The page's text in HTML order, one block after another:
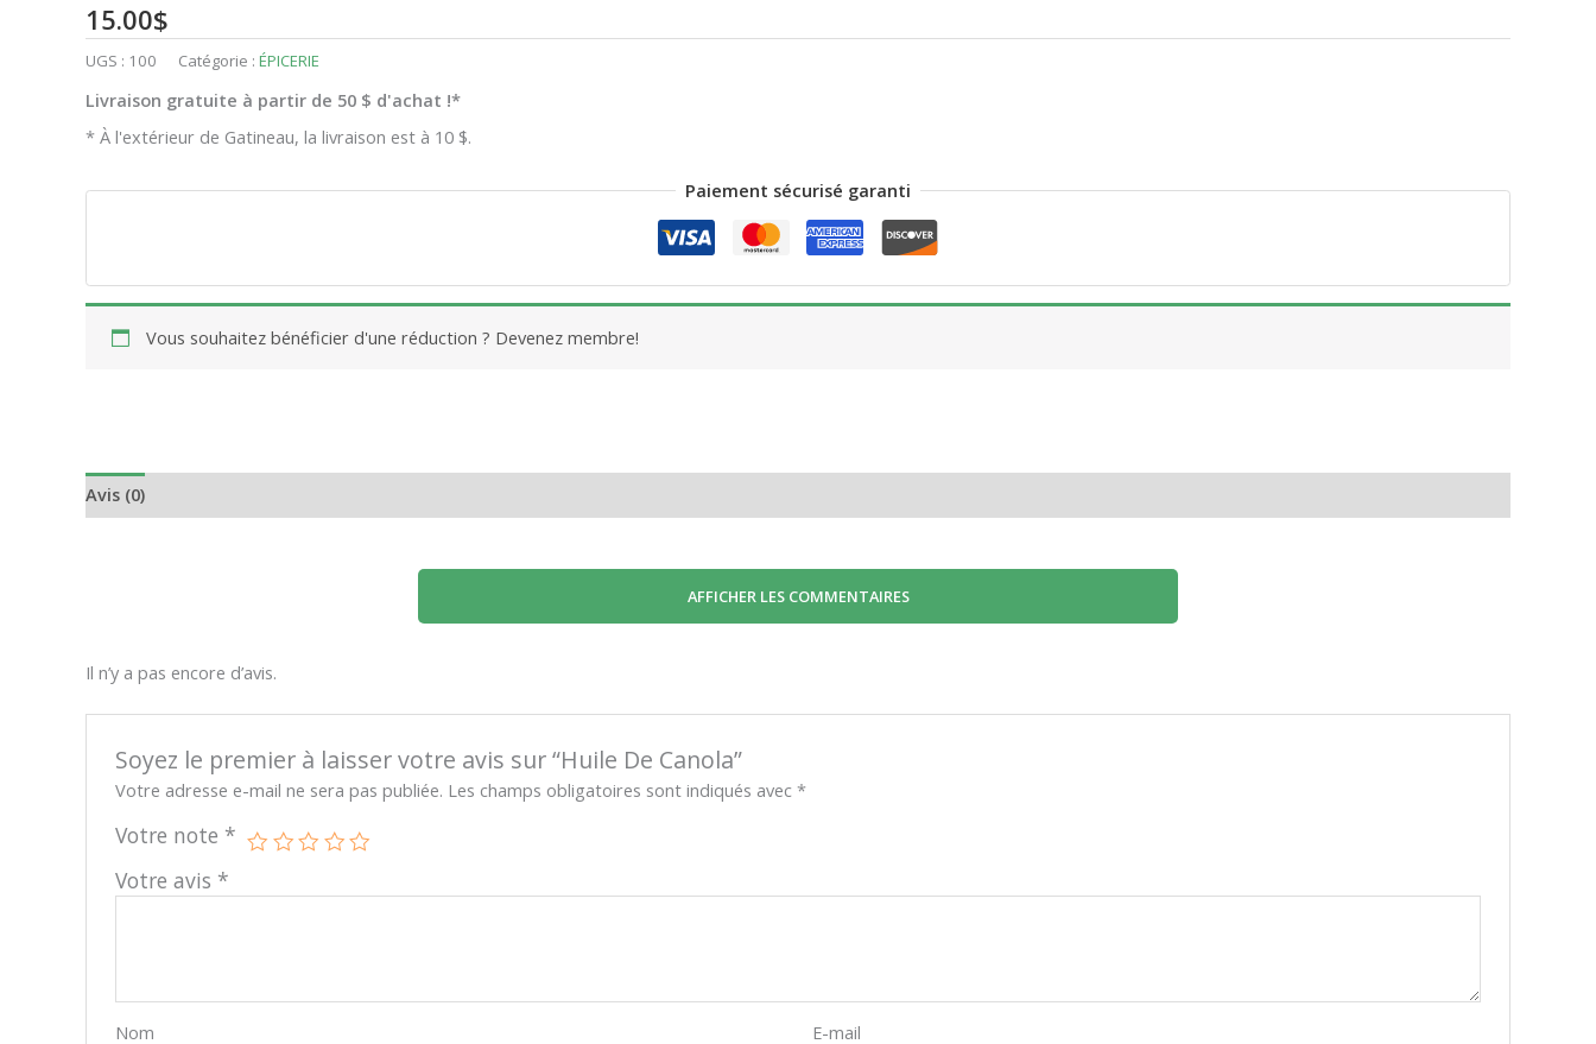
15.00$
UGS : 100 Catégorie : ÉPICERIE
Livraison gratuite à partir de 50 $ d'achat !*
* À l'extérieur de Gatineau, la livraison est à 10 $.
Paiement sécurisé garanti
Vous souhaitez bénéficier d'une réduction ? Devenez membre!
Avis (0)
AFFICHER LES COMMENTAIRES
Il n’y a pas encore d’avis.
Soyez le premier à laisser votre avis sur “Huile De Canola”
Votre adresse e-mail ne sera pas publiée. Les champs obligatoires sont indiqués avec*
Votre note *
Votre avis *
Nom E-mail